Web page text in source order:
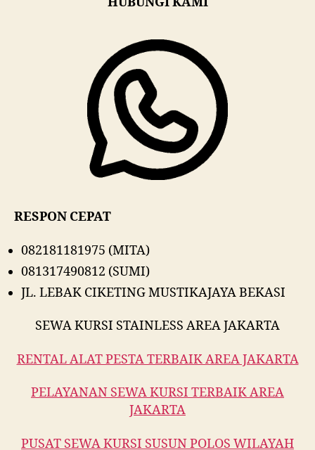
RESPON CEPAT
082181181975 (MITA)
081317490812 (SUMI)
JL. LEBAK CIKETING MUSTIKAJAYA BEKASI
SEWA KURSI STAINLESS AREA JAKARTA
RENTAL ALAT PESTA TERBAIK AREA JAKARTA
PELAYANAN SEWA KURSI TERBAIK AREA
JAKARTA
PUSAT SEWA KURSI SUSUN POLOS WILAYAH